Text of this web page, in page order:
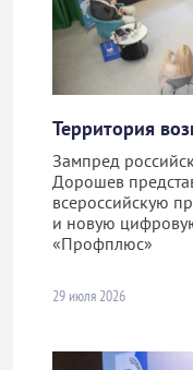
Территория
Зампред
Дорошев
всероссийскую
и новую
«Профплюс»
29 июля 2026